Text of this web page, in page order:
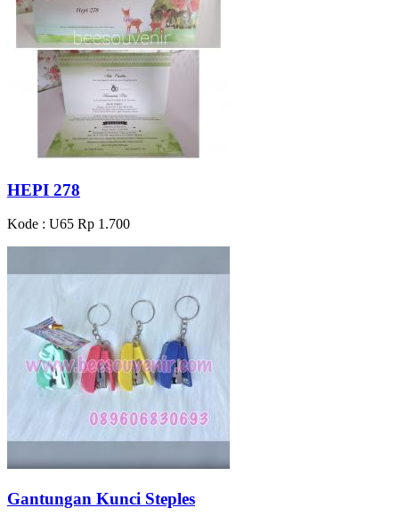
HEPI 278
Kode : U65 Rp 1.700
Gantungan Kunci Steples